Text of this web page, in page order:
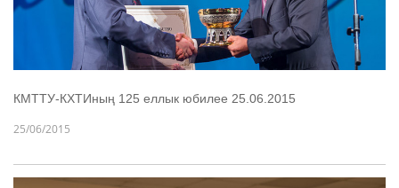
КМТТУ-КХТИның 125 еллык юбилее 25.06.2015
25/06/2015